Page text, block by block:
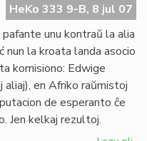
HeKo 333 9-B, 8 jul 07
pafante unu kontraŭ la alia
la kroata landa asocio
komisiono: Edwige
en Afriko raŭmistoj
de esperanto ĉe
Jen kelkaj rezultoj.